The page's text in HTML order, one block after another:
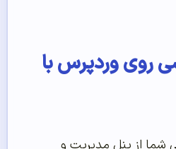
روی وردپرس با
شما از پنل مدیریت و